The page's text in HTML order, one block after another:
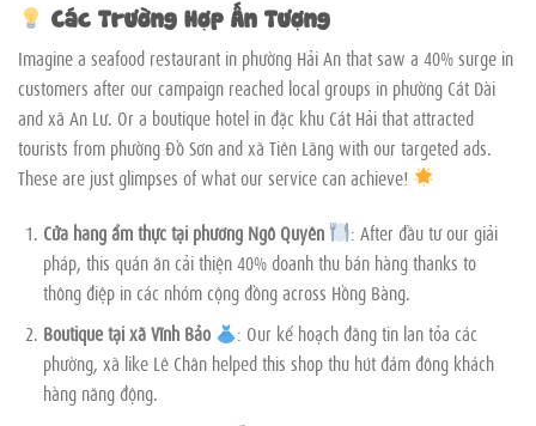
Các Trường Hợp Ấn Tượng
Imagine a seafood restaurant in phường Hải An that saw a 40% surge in
customers after our campaign reached local groups in phường Cát Dài
and xã An Lư. Or a boutique hotel in đặc khu Cát Hải that attracted
tourists from phường Đồ Sơn and xã Tiên Lãng with our targeted ads.
These are just glimpses of what our service can achieve!
Cửa hàng ẩm thực tại phường Ngô Quyền
: After đầu tư our giải
pháp, this quán ăn cải thiện 40% doanh thu bán hàng thanks to
thông điệp in các nhóm cộng đồng across Hồng Bàng.
Boutique tại xã Vĩnh Bảo
: Our kế hoạch đăng tin lan tỏa các
phường, xã like Lê Chân helped this shop thu hút đám đông khách
hàng năng động.